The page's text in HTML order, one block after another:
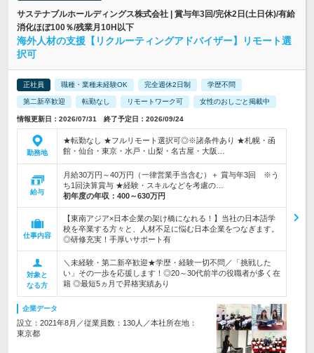
サステナブルホールディングス株式会社 | 賞与年3回/完休2日(土日休)/有給
消化ほぼ100％/残業月10H以下
海外人材の支援【リクルーティングアドバイザー】リモート選
択可
正社員 職種・業種未経験OK 完全週休2日制 学歴不問
第二新卒歓迎 転勤なし リモートワーク可 女性のおしごと掲載中
情報更新日：2026/07/31 終了予定日：2026/09/24
勤務地
★転勤なし ★フルリモート選択可◎※諸条件あり ★札幌・函
館・仙台・東京・水戸・山梨・名古屋・大阪…
給与
月給30万円～40万円（一律営業手当含む）＋ 賞与年3回 ※う
ち1回決算賞与 ★経験・スキルなどを考慮の…
初年度の年収： 400～630万円
仕事内容
【東南アジア×日本企業の架け橋になれる！】当社の日本語学
校を卒業する方々と、人材不足に悩む日本企業をつなぎます。
◎研修充実！手厚いサポート有
対象と
なる方
＼未経験・第二新卒歓迎★学歴・経験一切不問／「挑戦した
い」その一歩を応援します！◎20～30代前半の役職者が多く在
籍 ◎最短5ヵ月で昇格実績あり
企業データ
設立：2021年8月／従業員数：130人／本社所在地：
東京都